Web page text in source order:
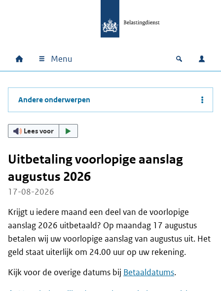
Hoofdnavigatie
Home Menu Open
Andere onderwerpen
Lees voor
Uitbetaling voorlopige aanslag
augustus 2026
17-08-2026
Krijgt u iedere maand een deel van de voorlopige
aanslag 2026 uitbetaald? Op maandag 17 augustus
betalen wij uw voorlopige aanslag van augustus uit. Het
geld staat uiterlijk om 24.00 uur op uw rekening.
Kijk voor de overige datums bij Betaaldatums.